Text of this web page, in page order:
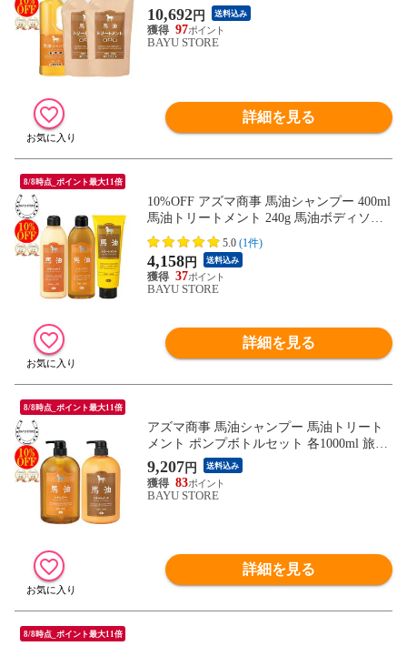
え用 2個 馬油シャンプー 馬油トリートメ
ント 詰め替えセット 旅美人 シャンプー 詰
替 馬油 アズマ商事馬油シャンプー 旅美人
10,692円 送料込み
97
BAYU STORE
詳細を見る
8/8時点_ポイント最大11倍
10%OFF アズマ商事 馬油シャンプー 400ml
馬油トリートメント 240g 馬油ボディソー
プ ミニセット 旅美人 馬油 シャンプー ア
ズマ商事 ミニサイズ お試し用 旅行用 馬油
シリーズ 頭皮 フケ かゆみ 旅美人シャンプ
ー 馬油アズマ商事 ばゆ ばーゆ あす楽 送
5.0 (1件)
4,158円 送料込み
37
BAYU STORE
詳細を見る
8/8時点_ポイント最大11倍
アズマ商事 馬油シャンプー 馬油トリート
メント ポンプボトルセット 各1000ml 旅美
人 敏感肌 乾燥肌 メンズ レディース 頭皮
ケア 馬油 馬油トリートメント 馬油シャン
プー トリートメント アズマ商事 馬油シリ
9,207 円 送料込み
83
BAYU STORE
詳細を見る
8/8時点_ポイント最大11倍